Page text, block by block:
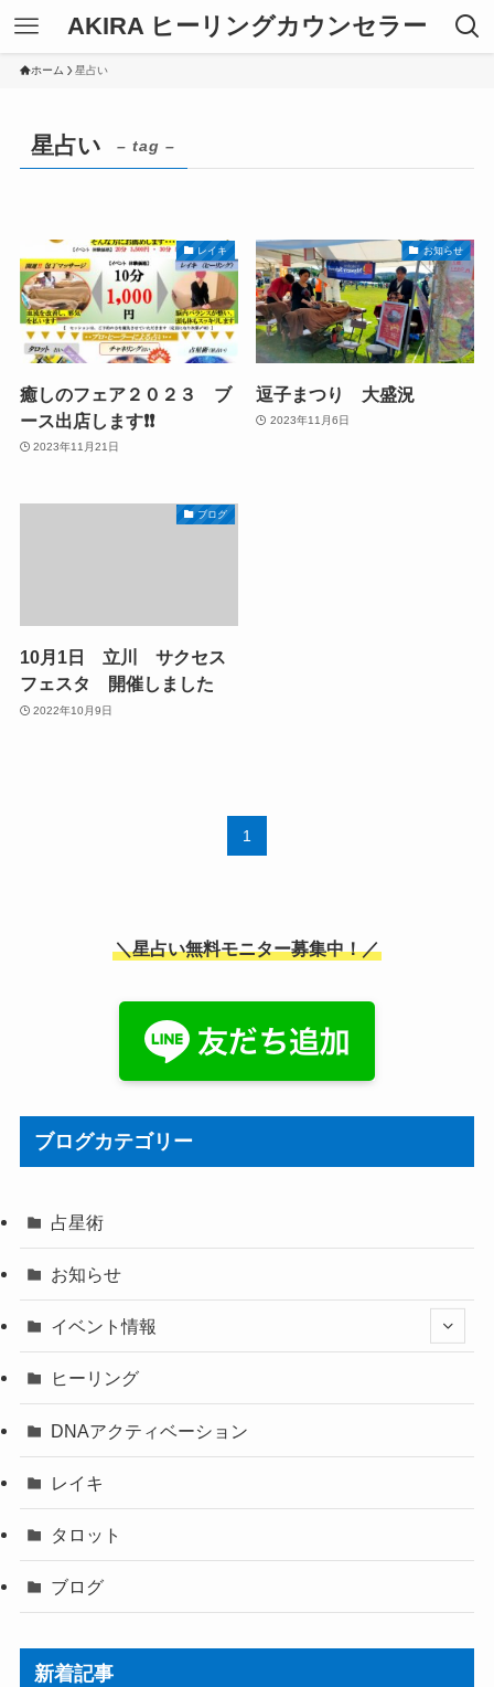
AKIRA ヒーリングカウンセラー
ホーム 星占い
星占い – tag –
レイキ
癒しのフェア２０２３ ブ
ース出店します❗️❗️
2023年11月21日
お知らせ
逗子まつり 大盛況
2023年11月6日
ブログ
10月1日 立川 サクセス
フェスタ 開催しました
2022年10月9日
1
＼星占い無料モニター募集中！／
ブログカテゴリー
占星術
お知らせ
イベント情報
ヒーリング
DNAアクティベーション
レイキ
タロット
ブログ
新着記事